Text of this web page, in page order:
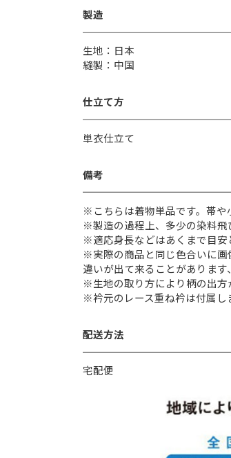
製造
生地：日本
縫製：中国
仕立て方
単衣仕立て
備考
※こちらは着物単品です。帯や
※製造の過程上、多少の染料飛
※適応身長などはあくまで目安
※実際の商品と同じ色合いに画
違いが出て来ることがあります
※生地の取り方により柄の出方
※衿元のレース重ね衿は付属し
配送方法
宅配便